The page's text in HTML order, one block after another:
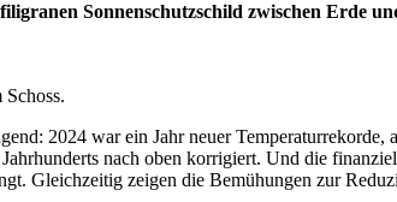
Sonnenschutzschild zwischen Erde
2024 war ein Jahr neuer Temperaturrekorde,
nach oben korrigiert. Und die
Gleichzeitig zeigen die Bemühungen zur